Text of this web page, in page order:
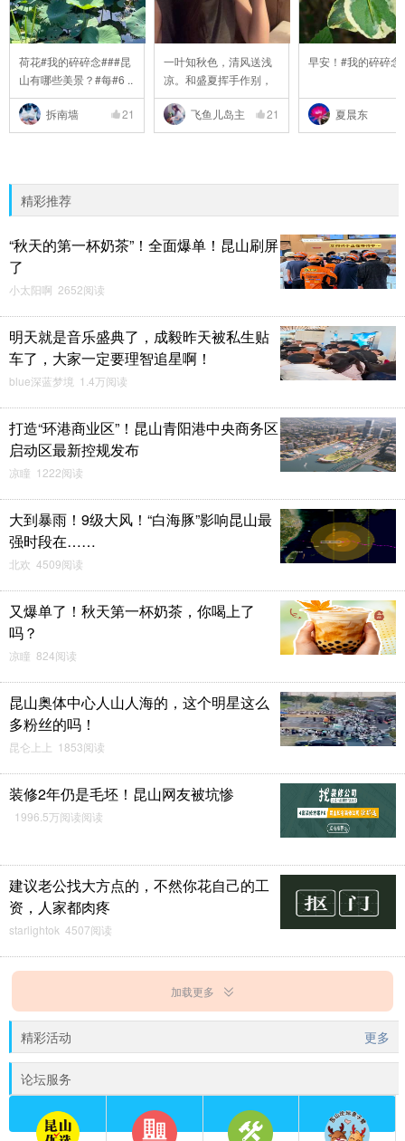
荷花#我的碎碎念###昆
山有哪些美景？#每#6 ..
拆南墙 21
一叶知秋色，清风送浅
凉。和盛夏挥手作别，
..
飞鱼儿岛主
21
早安！#我的碎碎念
夏晨东
精彩推荐
“秋天的第一杯奶茶”！全面爆单！昆山刷屏
了
小太阳啊 2652阅读
明天就是音乐盛典了，成毅昨天被私生贴
车了，大家一定要理智追星啊！
blue深蓝梦境 1.4万阅读
打造“环港商业区”！昆山青阳港中央商务区
启动区最新控规发布
凉瞳 1222阅读
大到暴雨！9级大风！“白海豚”影响昆山最
强时段在……
北欢 4509阅读
又爆单了！秋天第一杯奶茶，你喝上了
吗？
凉瞳 824阅读
昆山奥体中心人山人海的，这个明星这么
多粉丝的吗！
昆仑上上 1853阅读
装修2年仍是毛坯！昆山网友被坑惨
1996.5万阅读阅读
建议老公找大方点的，不然你花自己的工
资，人家都肉疼
starlightok 4507阅读
加载更多
精彩活动 更多
论坛服务